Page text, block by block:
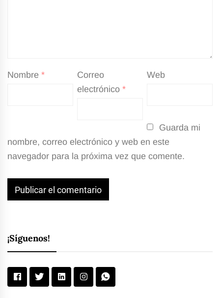
Nombre *
Correo
electrónico*
Web
Guarda mi
nombre, correo electrónico y web en este
navegador para la próxima vez que comente.
¡Síguenos!